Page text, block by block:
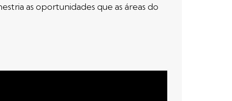
as oportunidades que as áreas do